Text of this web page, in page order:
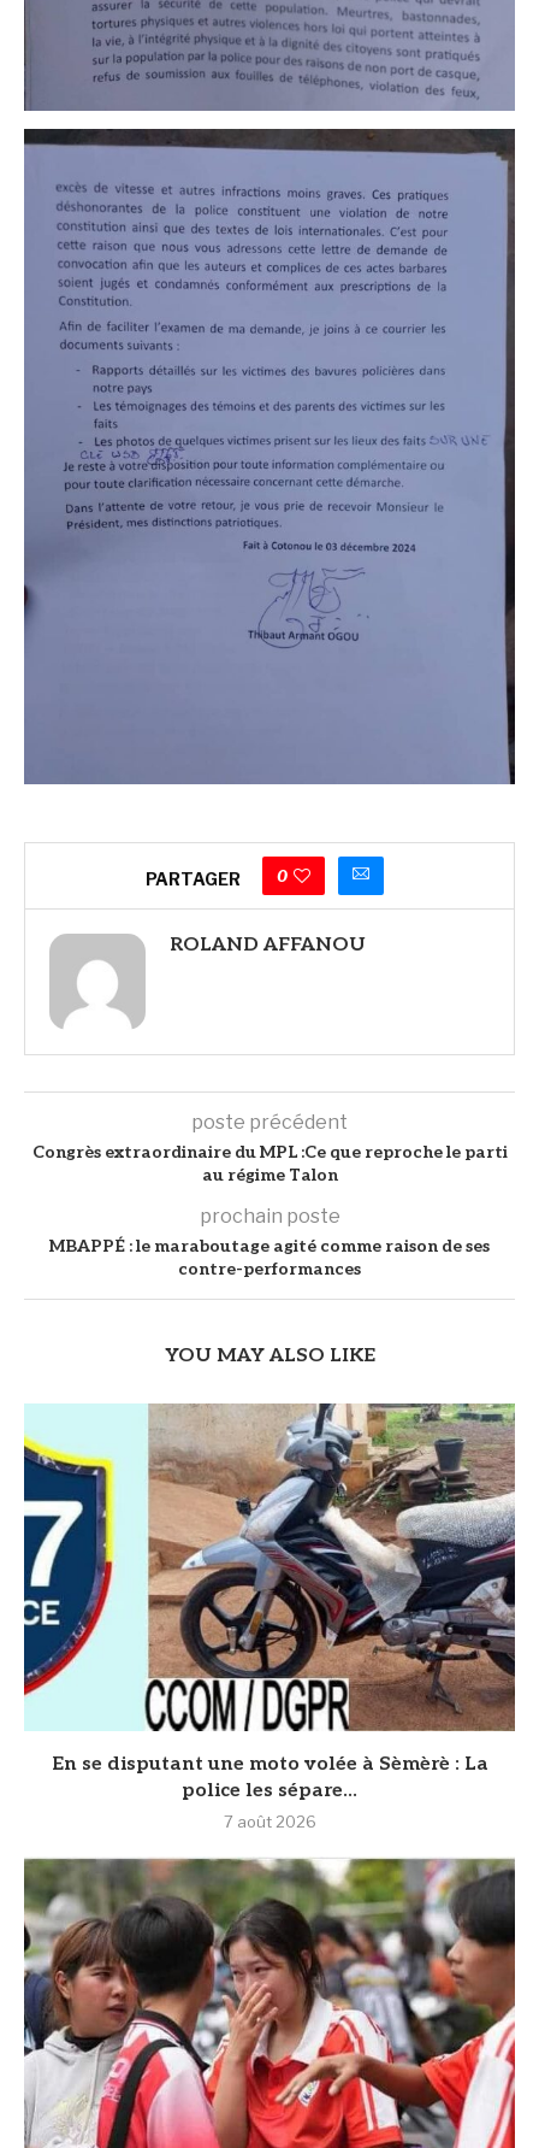
PARTAGER 0
ROLAND AFFANOU
poste précédent
Congrès extraordinaire du MPL :Ce que reproche le parti
au régime Talon
prochain poste
MBAPPÉ : le maraboutage agité comme raison de ses
contre-performances
YOU MAY ALSO LIKE
En se disputant une moto volée à Sèmèrè : La
police les sépare...
7 août 2026